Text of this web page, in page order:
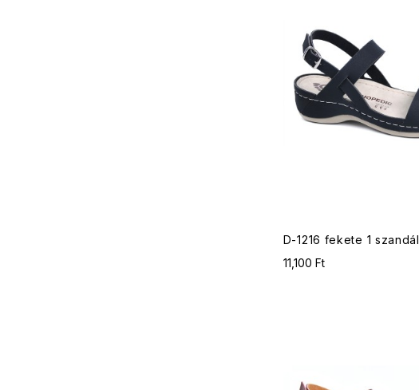
D-1216 fekete 1 szandál
11,100 Ft